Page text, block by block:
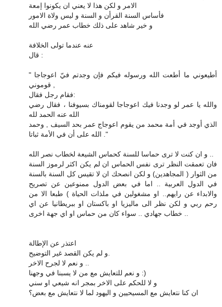
الامر و لكن هذا لا يعني ان يكونوا إمعة
فأساس السنة القرأن و السنة و ليس ولاة الامور
و خير شاهد على ذلك خطاب عمر رضي الله
عنه عندما تولى الخلافة
قال :
" أطيعوني ما أطعت الله ورسوله فيكم فإن وجدتم فيّ اعوجاجا
فقام رجل فقال:
والله يا عمر لو وجدنا فيك اعوجاجا لقومناك بسيوفنا ، فقال رضي
الله عنه الحمد لله
الذي أوجد في أمة محمد من يقوم اعوجاج عمر بحد السيف , وحمد
الله على أن في الأمة ثباتا ."
فان تعمقت النظر ترى نفس الحماس ان لم يكن اكثر لرموز السنة
من الثوار ( المجاهدين) و لكن انصحك ان لا تقيس كل السنة بالسنة
في الدول العربية .. اما في بعض الدول ممنوعين عن تصريح
والابداء عن رايهم.. او مشغولين في ملذات الحياة ) طبعا الا من
رحم ربي و لكن نظر الى ماليزيا او باكستان او ببريطانيا عن اي
اعتذر عن الإطالة
و نعم للتعايش مع من لا يسبنا في وجهنا :)
و لا للحكم على الاخر بمجر انه شيعي او سني
ان كنا نتعايش مع المسيحيين و اليهود لما لا نتعايش مع بعض؟